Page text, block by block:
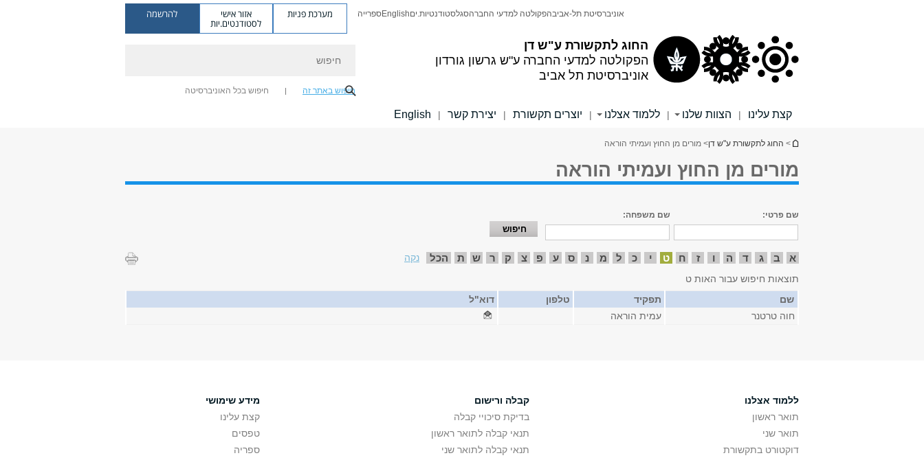
החוג לתקשורת ע"ש דן
הפקולטה למדעי החברה ע"ש גרשון גורדון
אוניברסיטת תל אביב
אוניברסיטת תל-אביבהפקולטה למדעי החברהסגלסטודנטיות.יםEnglishספרייה מערכת פניות אזור אישי
לסטודנטים.יות
להרשמה
חיפוש באתר זה חיפוש בכל האוניברסיטה
קצת עלינו | הצוות שלנו | ללמוד אצלנו | יוצרים תקשורת | יצירת קשר |
English
הינך נמצא כאן
> החוג לתקשורת ע"ש דן> מורים מן החוץ ועמיתי הוראה
מורים מן החוץ ועמיתי הוראה
שם פרטי: שם משפחה:
א ב ג ד ה ו ז ח ט י כ ל מ נ ס ע פ צ ק ר ש ת הכל
נקה
תוצאות חיפוש עבור האות ט
שם
תפקיד טלפון
דוא"ל
חוה טרטנר
עמית הוראה
ללמוד אצלנו
תואר ראשון
תואר שני
דוקטורט בתקשורת
קבלה ורישום
בדיקת סיכויי קבלה
תנאי קבלה לתואר ראשון
תנאי קבלה לתואר שני
מידע שימושי
קצת עלינו
טפסים
ספריה